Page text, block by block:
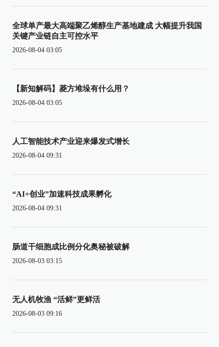
全球单产最大高端聚乙烯醇生产基地建成 大幅提升我国
关键产业链自主可控水平
2026-08-04 03:05
【新知解码】菱方堆垛有什么用？
2026-08-04 03:05
人工智能技术产业迎来爆发式增长
2026-08-04 09:31
“AI+创业”加速科技成果孵化
2026-08-04 09:31
肠道干细胞成比例分化奥秘被破解
2026-08-03 03:15
无人机牧渔 “活鲜”更鲜活
2026-08-03 09:16